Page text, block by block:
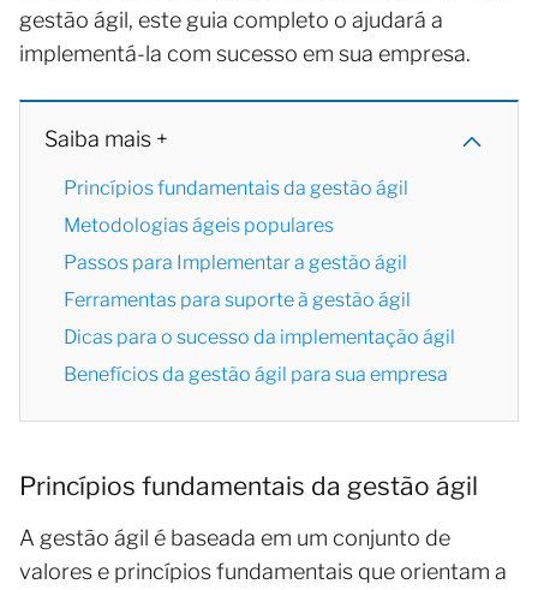
gestão ágil, este guia completo o ajudará a
implementá-la com sucesso em sua empresa.
Saiba mais +
Princípios fundamentais da gestão ágil
Metodologias ágeis populares
Passos para Implementar a gestão ágil
Ferramentas para suporte à gestão ágil
Dicas para o sucesso da implementação ágil
Benefícios da gestão ágil para sua empresa
Princípios fundamentais da gestão ágil
A gestão ágil é baseada em um conjunto de
valores e princípios fundamentais que orientam a